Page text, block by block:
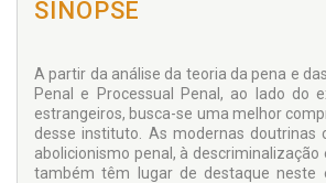
SINOPSE
A partir da análise da teoria da pena e
Penal e Processual Penal, ao lado do
estrangeiros, busca-se uma melhor
desse instituto. As modernas doutrinas
abolicionismo penal, à descriminalização
também têm lugar de destaque neste